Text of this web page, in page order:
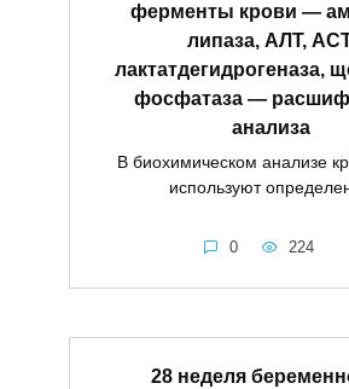
ферменты крови —
липаза, АЛТ,
лактатдегидрогеназа,
фосфатаза —
анализа
В биохимическом анализе
используют
0 224
28 неделя